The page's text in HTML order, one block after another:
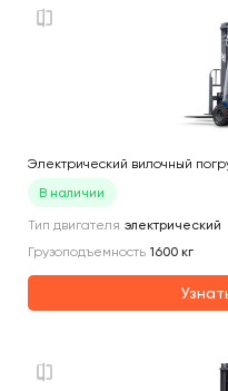
Электрический вилочный
В наличии
Тип двигателя электрический
Грузоподъемность 1600 кг